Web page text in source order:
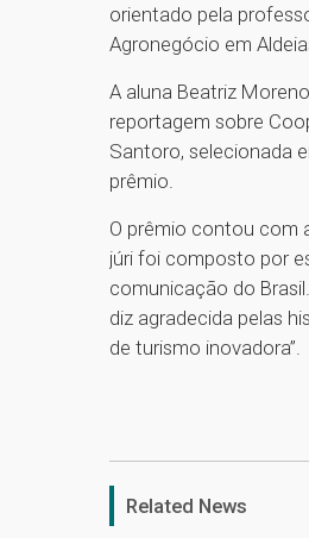
orientado pela
Agronegócio em
A aluna Beatriz
reportagem sobre
Santoro, selecionada
prêmio.
O prêmio contou com
júri foi composto por
comunicação do
diz agradecida pelas
de turismo inovadora”.
Related News